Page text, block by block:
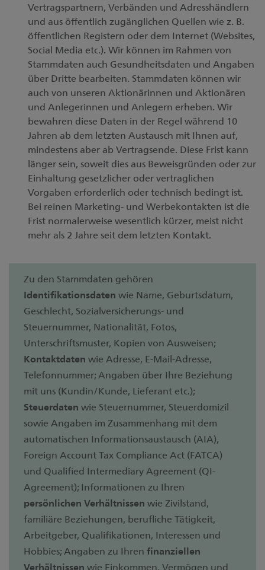
Vertragspartnern, Verbänden und Adresshändlern
und aus öffentlich zugänglichen Quellen wie z. B.
öffentlichen Registern oder dem Internet (Websites,
Social Media etc.). Wir können im Rahmen von
Stammdaten auch Gesundheitsdaten und Angaben
über Dritte bearbeiten. Stammdaten können wir
auch von unseren Aktionärinnen und Aktionären
und Anlegerinnen und Anlegern erheben. Wir
bewahren diese Daten in der Regel während 10
Jahren ab dem letzten Austausch mit Ihnen auf,
mindestens aber ab Vertragsende. Diese Frist kann
länger sein, soweit dies aus Beweisgründen oder zur
Einhaltung gesetzlicher oder vertraglichen
Vorgaben erforderlich oder technisch bedingt ist.
Bei reinen Marketing- und Werbekontakten ist die
Frist normalerweise wesentlich kürzer, meist nicht
mehr als 2 Jahre seit dem letzten Kontakt.
Zu den Stammdaten gehören
Identifikationsdaten wie Name, Geburtsdatum,
Geschlecht, Sozialversicherungs- und
Steuernummer, Nationalität, Fotos,
Unterschriftsmuster, Kopien von Ausweisen;
Kontaktdaten wie Adresse, E-Mail-Adresse,
Telefonnummer; Angaben über Ihre Beziehung
mit uns (Kundin/Kunde, Lieferant etc.);
Steuerdaten wie Steuernummer, Steuerdomizil
sowie Angaben im Zusammenhang mit dem
automatischen Informationsaustausch (AIA),
Foreign Account Tax Compliance Act (FATCA)
und Qualified Intermediary Agreement (QI-
Agreement); Informationen zu Ihren
persönlichen Verhältnissen wie Zivilstand,
familiäre Beziehungen, berufliche Tätigkeit,
Arbeitgeber, Qualifikationen, Interessen und
Hobbies; Angaben zu Ihren finanziellen
Verhältnissen wie Einkommen, Vermögen und